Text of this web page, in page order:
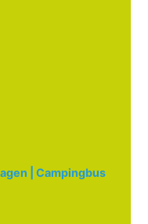
| Campingbus